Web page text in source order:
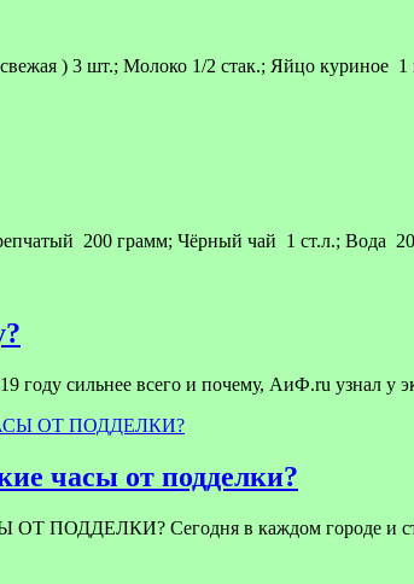
) 3 шт.; Молоко 1/2 стак.; Яйцо куриное
200 грамм; Чёрный чай 1 ст.л.; Вода
году сильнее всего и почему, АиФ.ru узнал у
часы от подделки?
Сегодня в каждом городе и стране